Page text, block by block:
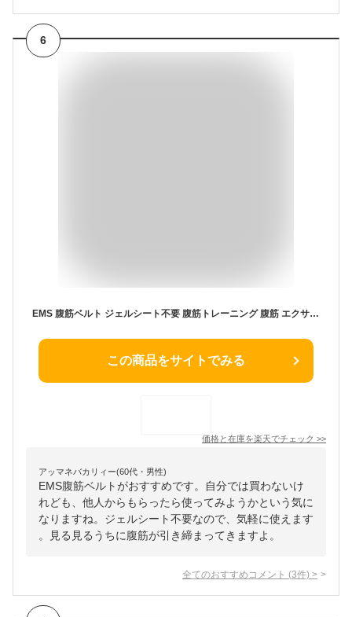
6
EMS 腹筋ベルト ジェルシート不要 腹筋トレーニング 腹筋 エクササイズ ems パッド 腹筋 マシン 腹筋トレ お腹 二の腕 太もも ダイエット器具 多部位対応 液晶表示 充電式 男女兼用 敬老の日 ギフト プレゼント 在宅勤務対策
この商品をサイトでみる
価格と在庫を楽天でチェック >>
アッマネバカリィー(60代・男性)
EMS腹筋ベルトがおすすめです。自分では買わないけ
れども、他人からもらったら使ってみようかという気に
なりますね。ジェルシート不要なので、気軽に使えます
。見る見るうちに腹筋が引き締まってきますよ。
全てのおすすめコメント (3件) >